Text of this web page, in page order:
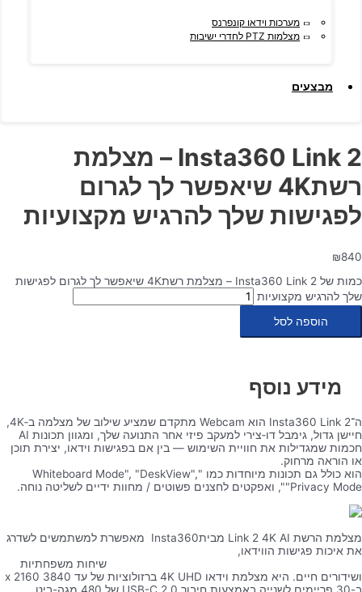
מערכות וידאו קונפרנס
מצלמות PTZ לחדרי ישיבות
מבצעים
Insta360 Link 2 – מצלמת
רשת4K שיאפשר לך לגרום
לפגישות שלך להרגיש מקצועיות
₪840
כמות של Insta360 Link 2 – מצלמת רשת4K שיאפשר לך לגרום לפגישות
שלך להרגיש מקצועיות
הוספה לסל
מידע נוסף
ה־Insta360 Link 2 הוא Webcam מתקדם שמציע שילוב של מצלמה ב‑4K,
חיישן גדול, גימבל דו‑צירי למעקב פיזי אחר התנועה שלך, ומגוון תכונות AI
חכמות שמגדילות את חוויית השימוש — בין אם בפגישות וידאו, יצירת תוכן
או הוראה מרחוק.
הוא כולל גם תכונות מיוחדות כמו "Whiteboard Mode", "DeskView",
"Privacy Mode", ואפקטים לחצנים פשוטים / מחוות ידיים לשליטה נוחה.
מצלמת הרשת Link 2 4K AI מביתInsta360 מאפשרת למשתמשים לשדרג
את איכות פגישות הווידאו,
שיחות משפחתיות
ושידורים חיים. היא מצלמת וידאו 4K UHD ברזולוציות של עד 3840 x 2160
ב-30 פריימים לשנייה באמצעות חיבור USB-C 2.0 של 480 מגה-ביט